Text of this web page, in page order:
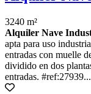
3240 m²
Alquiler Nave
apta para uso
entradas con muelle
dividido en dos
entradas. #ref:27939...